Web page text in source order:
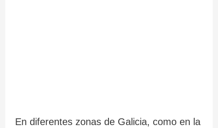
En diferentes zonas de Galicia, como en la